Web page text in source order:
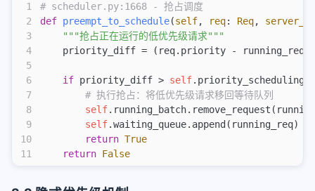
1
2
3
4
5
6
7
8
9
10
11
# scheduler.py:1668 - 抢占调度
def preempt_to_schedule(self, req: Req,
    """抢占正在运行的低优先级请求"""
priority_diff = (req.priority -
    if
priority_diff > self
        # 执行抢占：将低优先级请求移回等待队列
        self
        self
.waiting_queue.append(running_req)
        return
True
    return
False
300行代码写一个协程库
端口扫描
下载docker镜像
miniconda换目录